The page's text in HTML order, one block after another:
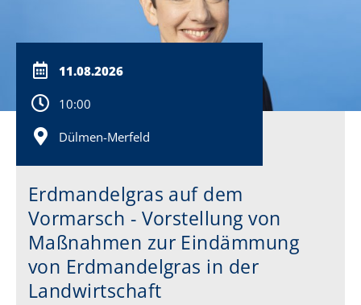
11.08.2026
10:00
Dülmen-Merfeld
Erdmandelgras auf dem
Vormarsch - Vorstellung von
Maßnahmen zur Eindämmung
von Erdmandelgras in der
Landwirtschaft